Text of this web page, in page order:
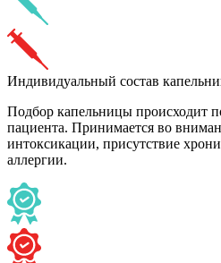
Индивидуальный состав
Подбор капельницы происходит
пациента. Принимается во
интоксикации, присутствие
аллергии.